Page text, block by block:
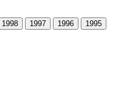
1998 1997 1996
1995